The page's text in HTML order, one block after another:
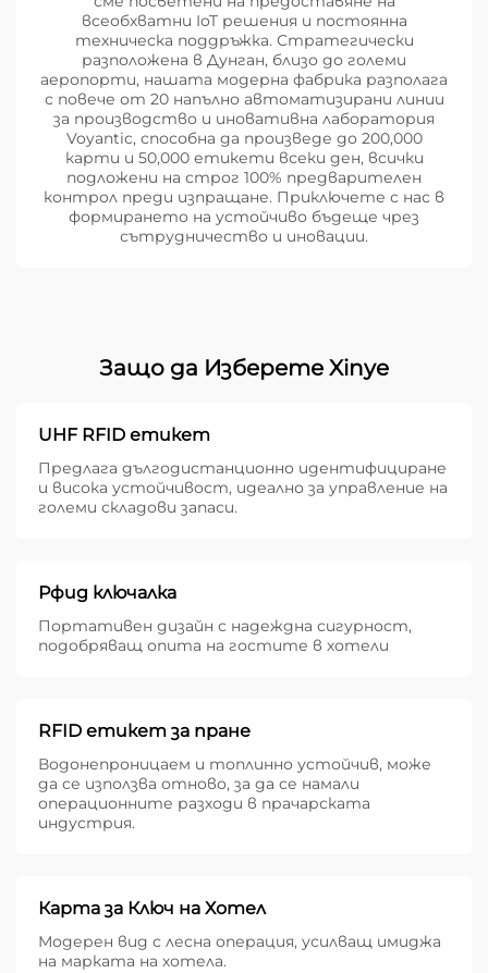
всеобхватни IoT решения и постоянна
техническа поддръжка. Стратегически
разположена в Дунган, близо до големи
аеропорти, нашата модерна фабрика разполага
с повече от 20 напълно автоматизирани линии
за производство и иновативна лаборатория
Voyantic, способна да произведе до 200,000
карти и 50,000 етикети всеки ден, всички
подложени на строг 100% предварителен
контрол преди изпращане. Приключете с нас в
формирането на устойчиво бъдеще чрез
сътрудничество и иновации.
Защо да Изберете Xinye
UHF RFID етикет
Предлага дългодистанционно идентифициране
и висока устойчивост, идеално за управление на
големи складови запаси.
Рфид ключалка
Портативен дизайн с надеждна сигурност,
подобряващ опита на гостите в хотели
RFID етикет за пране
Водонепроницаем и топлинно устойчив, може
да се използва отново, за да се намали
операционните разходи в прачарската
индустрия.
Карта за Ключ на Хотел
Модерен вид с лесна операция, усилващ имиджа
на марката на хотела.